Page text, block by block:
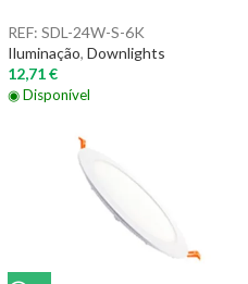
REF: SDL-24W-S-6K
Iluminação, Downlights
12,71€
◉ Disponível